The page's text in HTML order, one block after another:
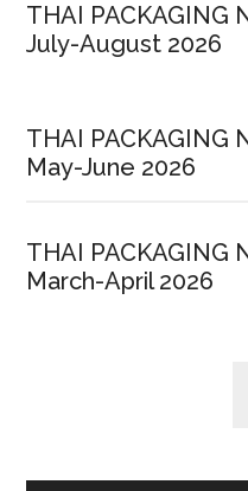
THAI PACKAGING
July-August 2026
THAI PACKAGING
May-June 2026
THAI PACKAGING
March-April 2026